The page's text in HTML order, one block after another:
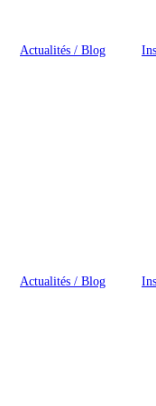
Actualités / Blog
Actualités / Blog